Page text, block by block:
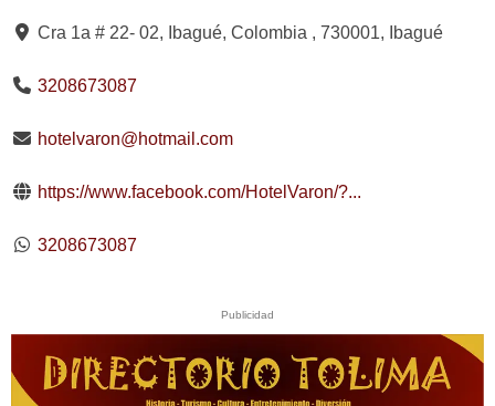
Cra 1a # 22- 02, Ibagué, Colombia , 730001, Ibagué
3208673087
hotelvaron@hotmail.com
https://www.facebook.com/HotelVaron/?...
3208673087
Publicidad